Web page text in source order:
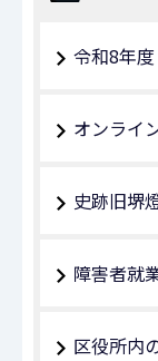
令和8年
オンライ
史跡旧堺
障害者就
区役所内